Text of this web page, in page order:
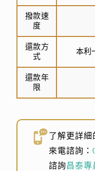
撥款速
度
還款方
式
本利
還款年
限
了解更詳
來電諮詢：
諮詢昌泰專